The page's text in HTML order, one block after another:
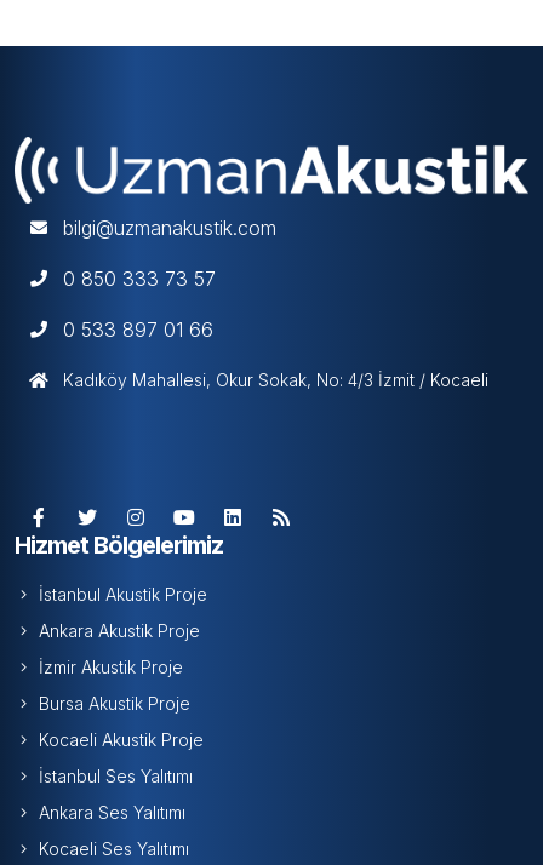
bilgi@uzmanakustik.com
0 850 333 73 57
0 533 897 01 66
Kadıköy Mahallesi, Okur Sokak, No: 4/3 İzmit / Kocaeli
Hizmet Bölgelerimiz
İstanbul Akustik Proje
Ankara Akustik Proje
İzmir Akustik Proje
Bursa Akustik Proje
Kocaeli Akustik Proje
İstanbul Ses Yalıtımı
Ankara Ses Yalıtımı
Kocaeli Ses Yalıtımı